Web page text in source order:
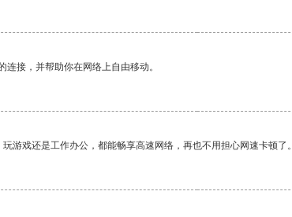
接，并帮助你在网络上自由移动。
游戏还是工作办公，都能畅享高速网络，再也不用担心网速卡顿了。